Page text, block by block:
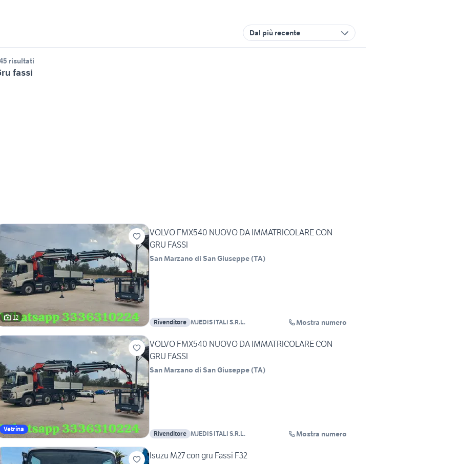
Dal più recente
risultati
fassi
12
VOLVO FMX540 NUOVO DA IMMATRICOLARE CON
GRU FASSI
San Marzano di San Giuseppe (TA)
Rivenditore MJEDIS ITALI S.R.L. Mostra numero
Vetrina
VOLVO FMX540 NUOVO DA IMMATRICOLARE CON
GRU FASSI
San Marzano di San Giuseppe (TA)
Rivenditore MJEDIS ITALI S.R.L. Mostra numero
Isuzu M27 con gru Fassi F32